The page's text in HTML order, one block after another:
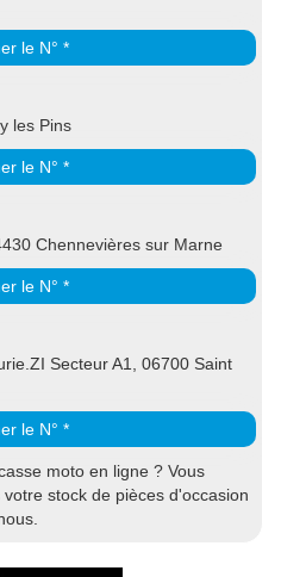
le N° *
les Pins
le N° *
Chennevières sur Marne
le N° *
Secteur A1, 06700 Saint
le N° *
moto en ligne ? Vous
stock de pièces d'occasion